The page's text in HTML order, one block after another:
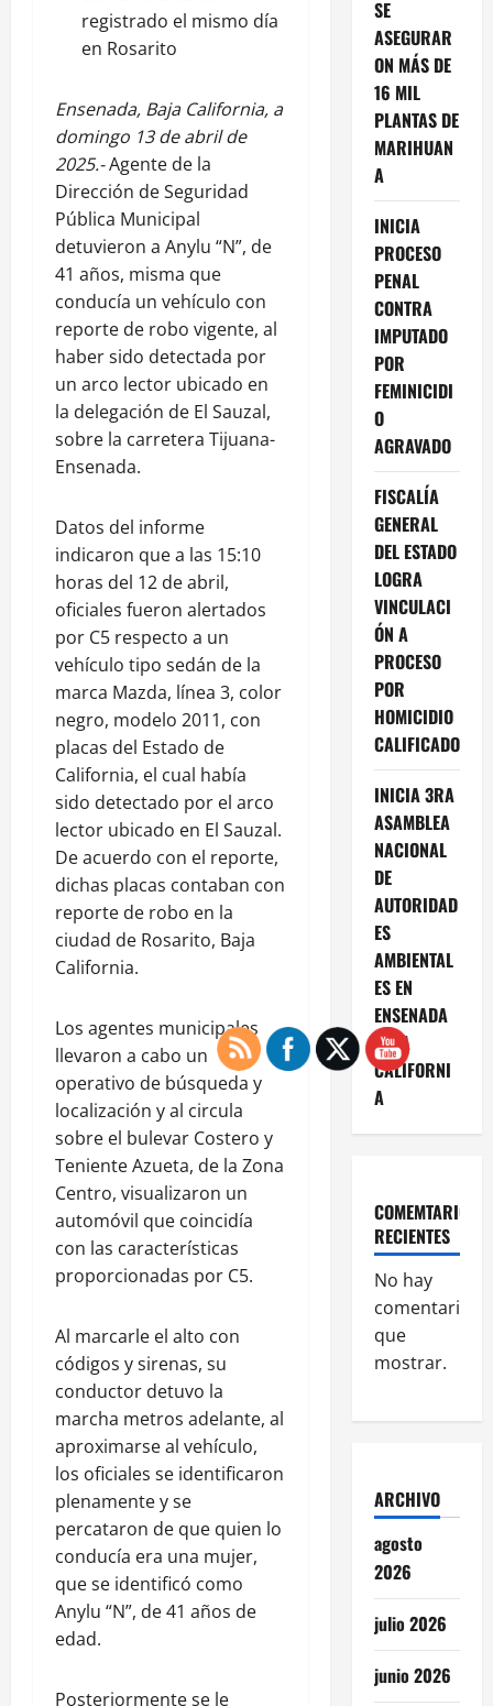
registrado el mismo día
en Rosarito
Ensenada, Baja California, a
domingo 13 de abril de
2025.-Agente de la
Dirección de Seguridad
Pública Municipal
detuvieron a Anylu “N”, de
41 años, misma que
conducía un vehículo con
reporte de robo vigente, al
haber sido detectada por
un arco lector ubicado en
la delegación de El Sauzal,
sobre la carretera Tijuana-
Ensenada.
Datos del informe
indicaron que a las 15:10
horas del 12 de abril,
oficiales fueron alertados
por C5 respecto a un
vehículo tipo sedán de la
marca Mazda, línea 3, color
negro, modelo 2011, con
placas del Estado de
California, el cual había
sido detectado por el arco
lector ubicado en El Sauzal.
De acuerdo con el reporte,
dichas placas contaban con
reporte de robo en la
ciudad de Rosarito, Baja
California.
Los agentes municipales
llevaron a cabo un
operativo de búsqueda y
localización y al circula
sobre el bulevar Costero y
Teniente Azueta, de la Zona
Centro, visualizaron un
automóvil que coincidía
con las características
proporcionadas por C5.
Al marcarle el alto con
códigos y sirenas, su
conductor detuvo la
marcha metros adelante, al
aproximarse al vehículo,
los oficiales se identificaron
plenamente y se
percataron de que quien lo
conducía era una mujer,
que se identificó como
Anylu “N”, de 41 años de
edad.
Posteriormente se le
SE
ASEGURAR
ON MÁS DE
16 MIL
PLANTAS DE
MARIHUAN
A
INICIA
PROCESO
PENAL
CONTRA
IMPUTADO
POR
FEMINICIDI
O
AGRAVADO
FISCALÍA
GENERAL
DEL ESTADO
LOGRA
VINCULACI
ÓN A
PROCESO
POR
HOMICIDIO
CALIFICADO
INICIA 3RA
ASAMBLEA
NACIONAL
DE
AUTORIDAD
ES
AMBIENTAL
ES EN
ENSENADA
BAJA
CALIFORNI
A
COMEMTARIOS
RECIENTES
No hay
comentarios
que
mostrar.
ARCHIVO
agosto
2026
julio 2026
junio 2026